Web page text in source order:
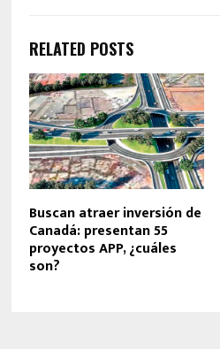
RELATED POSTS
Buscan atraer inversión de
Canadá: presentan 55
proyectos APP, ¿cuáles
son?